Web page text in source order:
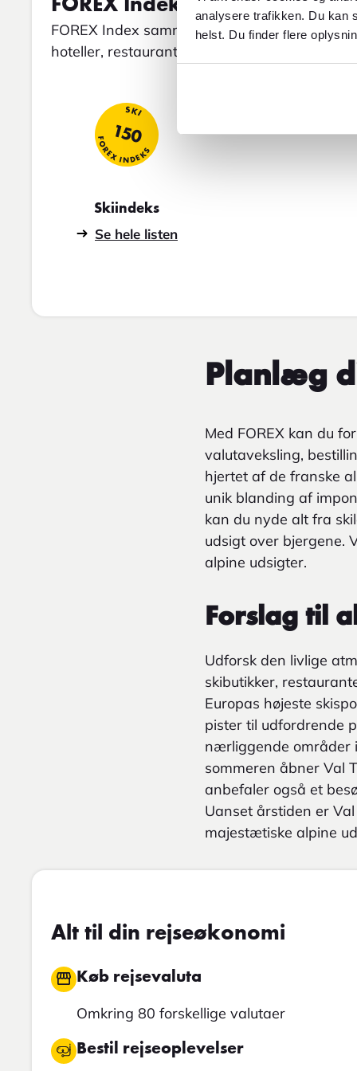
analysere trafikken. Du kan
helst. Du finder flere
FOREX Indeks for Val Thorens
FOREX Index sammenligner
hoteller, restaurantbesøg og taxature.
SKI
150
FOREX INDEKS
Skiindeks
Se hele listen
Planlæg
Med FOREX kan du
valutaveksling,
hjertet af de franske
unik blanding af
kan du nyde alt fra
udsigt over bjergene.
alpine udsigter.
Forslag til
Udforsk den livlige
skibutikker,
Europas højeste
pister til udfordrende
nærliggende områder
sommeren åbner Val
anbefaler også et
Uanset årstiden er
majestætiske alpine
Alt til din rejseøkonomi
Køb rejsevaluta
Omkring 80 forskellige valutaer
Bestil rejseoplevelser